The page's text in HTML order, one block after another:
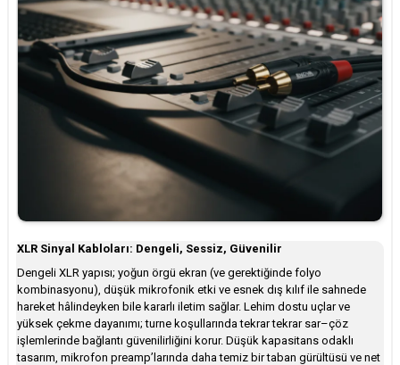
XLR Sinyal Kabloları: Dengeli, Sessiz, Güvenilir
Dengeli XLR yapısı; yoğun örgü ekran (ve gerektiğinde folyo
kombinasyonu), düşük mikrofonik etki ve esnek dış kılıf ile sahnede
hareket hâlindeyken bile kararlı iletim sağlar. Lehim dostu uçlar ve
yüksek çekme dayanımı; turne koşullarında tekrar tekrar sar–çöz
işlemlerinde bağlantı güvenilirliğini korur. Düşük kapasitans odaklı
tasarım, mikrofon preamp’larında daha temiz bir taban gürültüsü ve net